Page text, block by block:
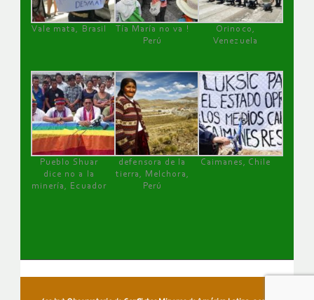
Vale mata, Brasil
Tía María no va !
Perú
Orinoco,
Venezuela
Pueblo Shuar
dice no a la
minería, Ecuador
defensora de la
tierra, Melchora,
Perú
Caimanes, Chile